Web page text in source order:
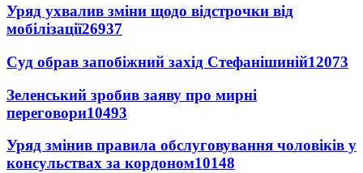
Уряд ухвалив зміни щодо відстрочки від
мобілізації26937
Суд обрав запобіжний захід Стефанішиній12073
Зеленський зробив заяву про мирні
переговори10493
Уряд змінив правила обслуговування чоловіків у
консульствах за кордоном10148